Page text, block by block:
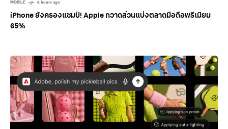
MOBILE 6 hours ago
iPhone ยังครองแชมป์! Apple กวาดส่วนแบ่งตลาดมือถือพรีเมียม
65%